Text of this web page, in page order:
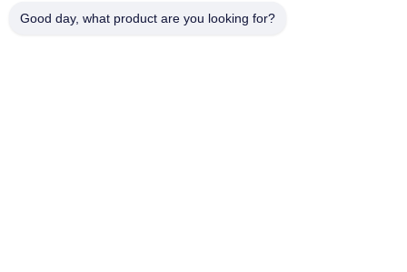
Molenmachine 90-870 T/min roteert Snelheid
Good day, what product are you looking for?